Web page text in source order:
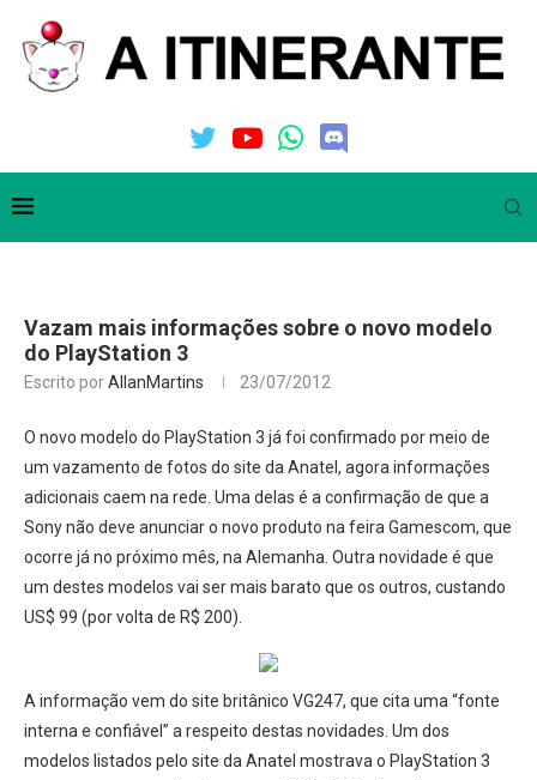
Vazam mais informações sobre o novo modelo
do PlayStation 3
Escrito porAllanMartins 23/07/2012
O novo modelo do PlayStation 3 já foi confirmado por meio de
um vazamento de fotos do site da Anatel, agora informações
adicionais caem na rede. Uma delas é a confirmação de que a
Sony não deve anunciar o novo produto na feira Gamescom, que
ocorre já no próximo mês, na Alemanha. Outra novidade é que
um destes modelos vai ser mais barato que os outros, custando
US$ 99 (por volta de R$ 200).
A informação vem do site britânico VG247, que cita uma “fonte
interna e confiável” a respeito destas novidades. Um dos
modelos listados pelo site da Anatel mostrava o PlayStation 3